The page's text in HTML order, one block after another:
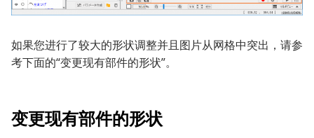
如果您进行了较大的形状调整并且图片从网格中突出，请参
考下面的“变更现有部件的形状”。
变更现有部件的形状